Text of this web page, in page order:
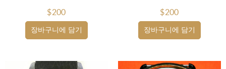
장바구니에 담기
$200
장바구니에 담기
$200